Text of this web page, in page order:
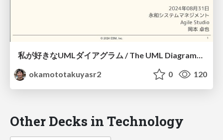
私が好きなUMLダイアグラム / The UML Diagrams I Love.
okamototakuyasr2
0 120
Other Decks in Technology